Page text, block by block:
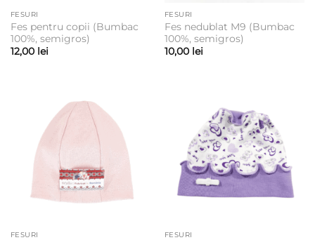
FESURI
Fes pentru copii (Bumbac
100%, semigros)
12,00 lei
FESURI
Fes nedublat M9 (Bumbac
100%, semigros)
10,00 lei
FESURI FESURI